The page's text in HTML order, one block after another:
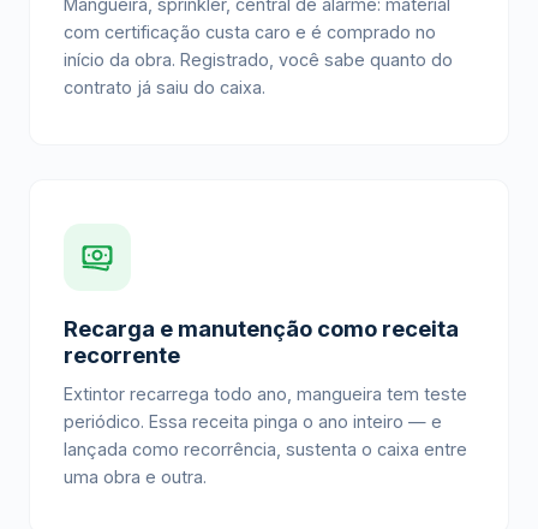
com certificação custa caro e é comprado no
início da obra. Registrado, você sabe quanto do
contrato já saiu do caixa.
Recarga e manutenção como receita
recorrente
Extintor recarrega todo ano, mangueira tem teste
periódico. Essa receita pinga o ano inteiro — e
lançada como recorrência, sustenta o caixa entre
uma obra e outra.